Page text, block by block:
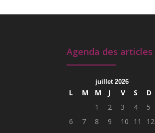
Agenda des articles
juillet 2026
L M M J V S
D
1
2 3 4
5
6
7 8 9 10 11
12